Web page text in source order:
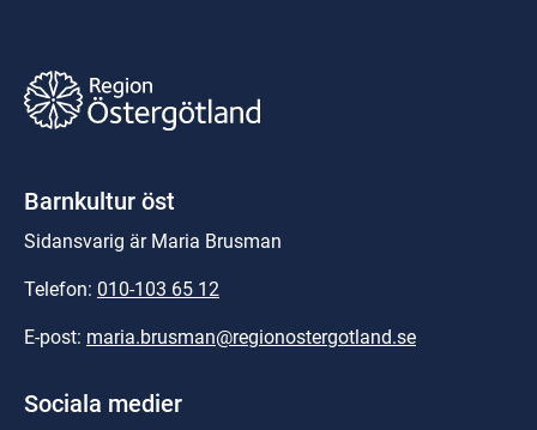
Barnkultur öst
Sidansvarig är Maria Brusman
Telefon: 010-103 65 12
E-post: maria.brusman@regionostergotland.se
Sociala medier